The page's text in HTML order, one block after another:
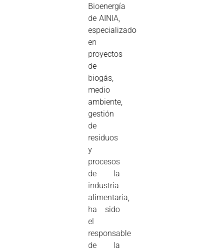
Bioenergía
de AINIA,
especializado
en
proyectos
de
biogás,
medio
ambiente,
gestión
de
residuos
y
procesos
de la
industria
alimentaria,
ha sido
el
responsable
de la